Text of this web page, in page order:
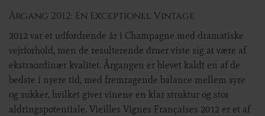
Årgang 2012: En Exceptionel Vintage
2012 var et udfordrende år i Champagne med dramatiske
vejrforhold, men de resulterende druer viste sig at være af
ekstraordinær kvalitet. Årgangen er blevet kaldt en af de
bedste i nyere tid, med fremragende balance mellem syre
og sukker, hvilket giver vinene en klar struktur og stor
aldringspotentiale. Vieilles Vignes Françaises 2012 er et af